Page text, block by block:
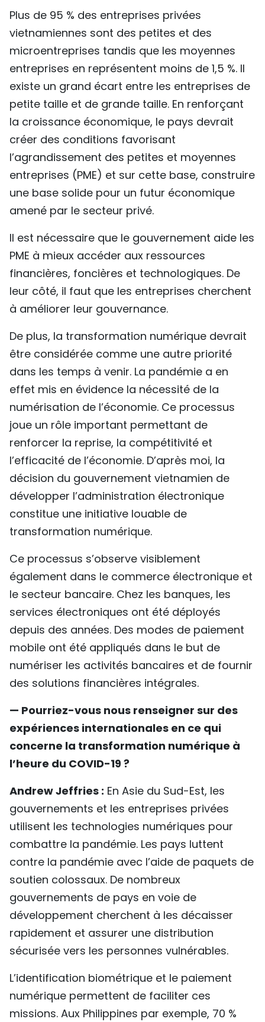
Plus de 95 % des entreprises privées
vietnamiennes sont des petites et des
microentreprises tandis que les moyennes
entreprises en représentent moins de 1,5 %. Il
existe un grand écart entre les entreprises de
petite taille et de grande taille. En renforçant
la croissance économique, le pays devrait
créer des conditions favorisant
l’agrandissement des petites et moyennes
entreprises (PME) et sur cette base, construire
une base solide pour un futur économique
amené par le secteur privé.
Il est nécessaire que le gouvernement aide les
PME à mieux accéder aux ressources
financières, foncières et technologiques. De
leur côté, il faut que les entreprises cherchent
à améliorer leur gouvernance.
De plus, la transformation numérique devrait
être considérée comme une autre priorité
dans les temps à venir. La pandémie a en
effet mis en évidence la nécessité de la
numérisation de l’économie. Ce processus
joue un rôle important permettant de
renforcer la reprise, la compétitivité et
l’efficacité de l’économie. D’après moi, la
décision du gouvernement vietnamien de
développer l’administration électronique
constitue une initiative louable de
transformation numérique.
Ce processus s’observe visiblement
également dans le commerce électronique et
le secteur bancaire. Chez les banques, les
services électroniques ont été déployés
depuis des années. Des modes de paiement
mobile ont été appliqués dans le but de
numériser les activités bancaires et de fournir
des solutions financières intégrales.
— Pourriez-vous nous renseigner sur des
expériences internationales en ce qui
concerne la transformation numérique à
l’heure du COVID-19 ?
Andrew Jeffries : En Asie du Sud-Est, les
gouvernements et les entreprises privées
utilisent les technologies numériques pour
combattre la pandémie. Les pays luttent
contre la pandémie avec l’aide de paquets de
soutien colossaux. De nombreux
gouvernements de pays en voie de
développement cherchent à les décaisser
rapidement et assurer une distribution
sécurisée vers les personnes vulnérables.
L’identification biométrique et le paiement
numérique permettent de faciliter ces
missions. Aux Philippines par exemple, 70 %